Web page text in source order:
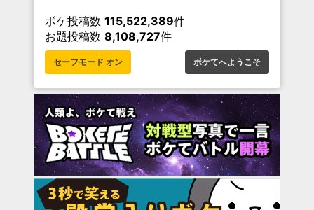
ボケ投稿数 115,522,389件
お題投稿数 8,108,727件
セーフモード オン ボケてへようこそ